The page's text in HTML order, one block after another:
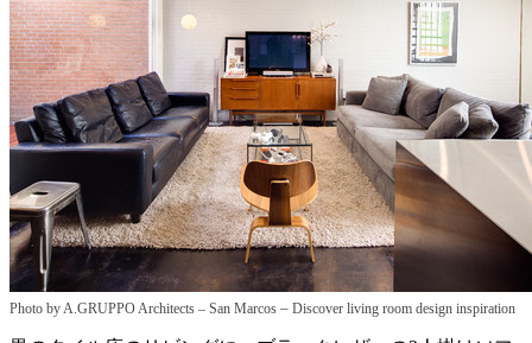
Photo by A.GRUPPO Architects – San Marcos – Discover living room design inspiration